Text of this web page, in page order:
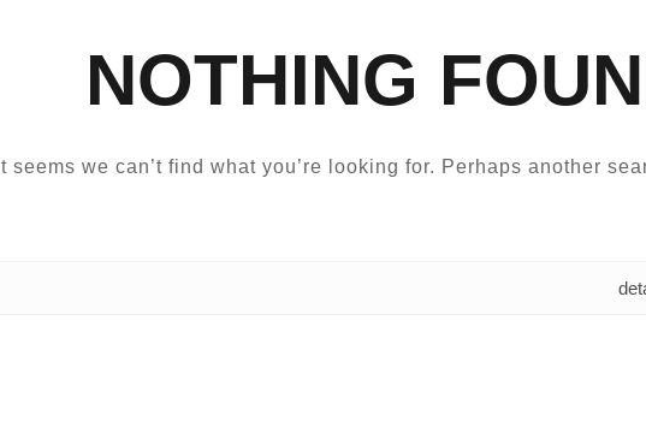
NOTHING
It seems we can’t find what you’re looking for. Perhaps another